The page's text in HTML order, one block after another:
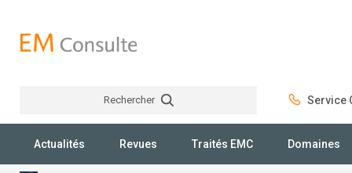
Rechercher Service
Actualités Revues Traités EMC Domaines